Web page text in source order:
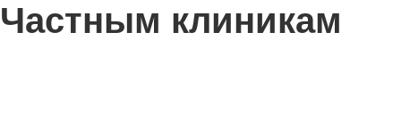
Частным клиникам